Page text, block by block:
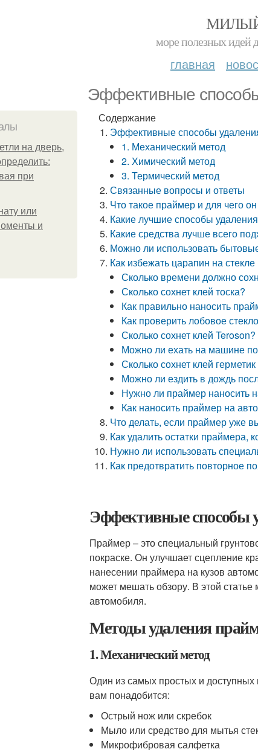
море полезных идей
главная
Эффективные
на дверь,
при
или
и
Содержание
Эффективные способы
1. Механический метод
2. Химический метод
3. Термический метод
Связанные вопросы и ответы
Что такое праймер и для чего
Какие лучшие способы
Какие средства лучше всего
Можно ли использовать
Как избежать царапин на
Сколько времени должно
Сколько сохнет клей тоска?
Как правильно наносить
Как проверить лобовое
Сколько сохнет клей Teroson?
Можно ли ехать на машине
Сколько сохнет клей
Можно ли ездить в дождь
Нужно ли праймер наносить
Как наносить праймер на
Что делать, если праймер уже
Как удалить остатки праймера,
Нужно ли использовать
Как предотвратить повторное
Эффективные способы
Праймер – это специальный
покраске. Он улучшает сцепление
нанесении праймера на кузов
может мешать обзору. В этой
автомобиля.
Методы удаления
1. Механический метод
Один из самых простых и доступных
вам понадобится:
Острый нож или скребок
Мыло или средство для мытья
Микрофибровая салфетка